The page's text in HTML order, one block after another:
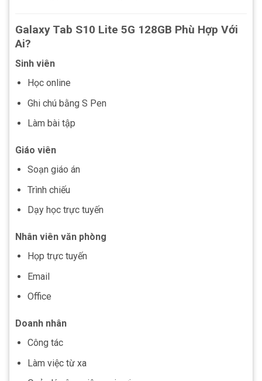
Galaxy Tab S10 Lite 5G 128GB Phù Hợp Với
Ai?
Sinh viên
Học online
Ghi chú bằng S Pen
Làm bài tập
Giáo viên
Soạn giáo án
Trình chiếu
Dạy học trực tuyến
Nhân viên văn phòng
Họp trực tuyến
Email
Office
Doanh nhân
Công tác
Làm việc từ xa